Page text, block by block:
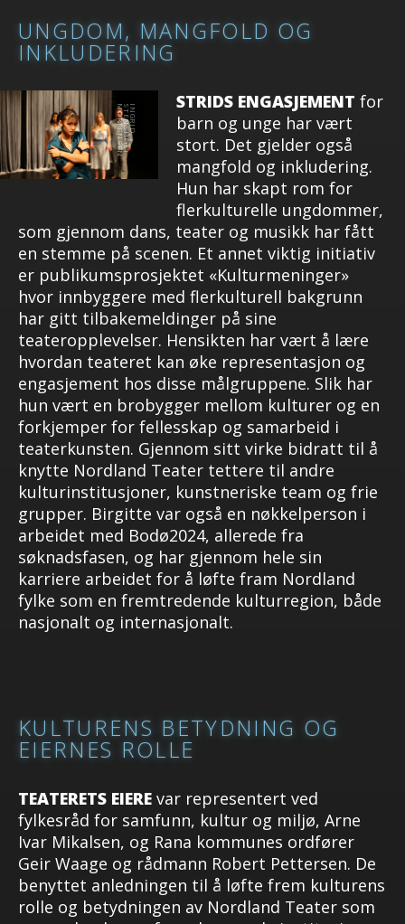
UNGDOM, MANGFOLD OG
INKLUDERING
STRIDS ENGASJEMENT for
barn og unge har vært
stort. Det gjelder også
mangfold og inkludering.
Hun har skapt rom for
flerkulturelle ungdommer,
som gjennom dans, teater og musikk har fått
en stemme på scenen. Et annet viktig initiativ
er publikumsprosjektet «Kulturmeninger»
hvor innbyggere med flerkulturell bakgrunn
har gitt tilbakemeldinger på sine
teateropplevelser. Hensikten har vært å lære
hvordan teateret kan øke representasjon og
engasjement hos disse målgruppene. Slik har
hun vært en brobygger mellom kulturer og en
forkjemper for fellesskap og samarbeid i
teaterkunsten. Gjennom sitt virke bidratt til å
knytte Nordland Teater tettere til andre
kulturinstitusjoner, kunstneriske team og frie
grupper. Birgitte var også en nøkkelperson i
arbeidet med Bodø2024, allerede fra
søknadsfasen, og har gjennom hele sin
karriere arbeidet for å løfte fram Nordland
fylke som en fremtredende kulturregion, både
nasjonalt og internasjonalt.
KULTURENS BETYDNING OG
EIERNES ROLLE
TEATERETS EIERE var representert ved
fylkesråd for samfunn, kultur og miljø, Arne
Ivar Mikalsen, og Rana kommunes ordfører
Geir Waage og rådmann Robert Pettersen. De
benyttet anledningen til å løfte frem kulturens
rolle og betydningen av Nordland Teater som